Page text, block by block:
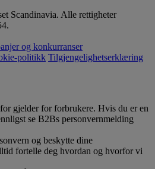
Scandinavia. Alle rettigheter
og konkurranser
politikk Tilgjengelighetserklæring
gjelder for forbrukere. Hvis du er en
se B2Bs personvernmelding
og beskytte dine
fortelle deg hvordan og hvorfor vi